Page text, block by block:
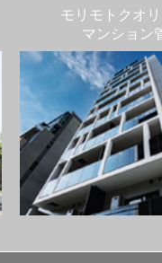
モリモトクオ
マンション